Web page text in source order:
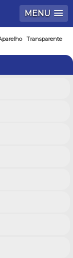
MENU
Transparente